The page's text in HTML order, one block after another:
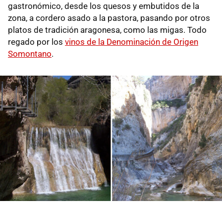
gastronómico, desde los quesos y embutidos de la
zona, a cordero asado a la pastora, pasando por otros
platos de tradición aragonesa, como las migas. Todo
regado por los vinos de la Denominación de Origen
Somontano.